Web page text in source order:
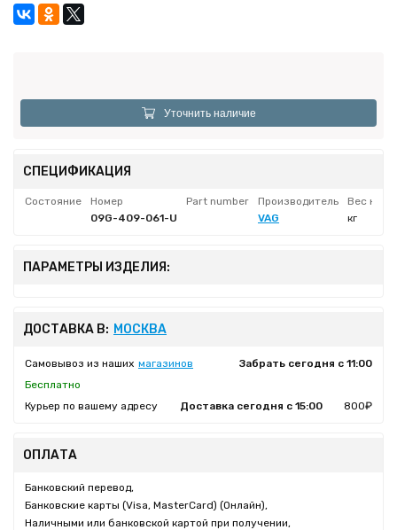
Уточнить наличие
СПЕЦИФИКАЦИЯ
Состояние Номер Part number Производитель
Вес
09G-409-061-U
VAG кг
ПАРАМЕТРЫ ИЗДЕЛИЯ:
ДОСТАВКА В: МОСКВА
Самовывоз из наших магазинов
Забрать сегодня с 11:00
Бесплатно
Курьер по вашему адресу
Доставка сегодня с 15:00 800₽
ОПЛАТА
Банковский перевод,
Банковские карты (Visa, MasterCard) (Онлайн),
Наличными или банковской картой при получении,